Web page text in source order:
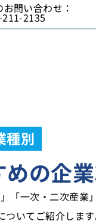
問い合わせ：
2135
種別
の企業
一次・二次産業
いてご紹介します